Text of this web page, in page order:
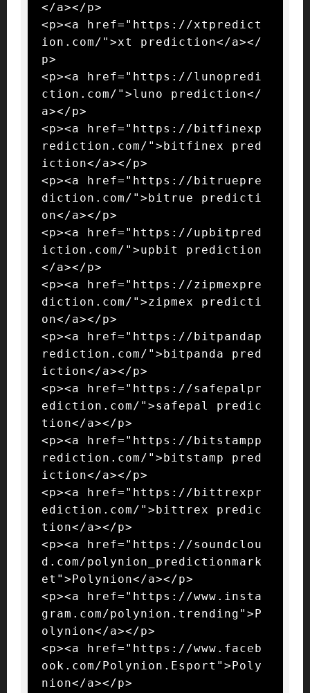
</a></p>
<p><a href="https://xtpredict
ion.com/">xt prediction</a></
p>
<p><a href="https://lunopredi
ction.com/">luno prediction</
a></p>
<p><a href="https://bitfinexp
rediction.com/">bitfinex pred
iction</a></p>
<p><a href="https://bitruepre
diction.com/">bitrue predicti
on</a></p>
<p><a href="https://upbitpred
iction.com/">upbit prediction
</a></p>
<p><a href="https://zipmexpre
diction.com/">zipmex predicti
on</a></p>
<p><a href="https://bitpandap
rediction.com/">bitpanda pred
iction</a></p>
<p><a href="https://safepalpr
ediction.com/">safepal predic
tion</a></p>
<p><a href="https://bitstampp
rediction.com/">bitstamp pred
iction</a></p>
<p><a href="https://bittrexpr
ediction.com/">bittrex predic
tion</a></p>
<p><a href="https://soundclou
d.com/polynion_predictionmark
et">Polynion</a></p>
<p><a href="https://www.insta
gram.com/polynion.trending">P
olynion</a></p>
<p><a href="https://www.faceb
ook.com/Polynion.Esport">Poly
nion</a></p>